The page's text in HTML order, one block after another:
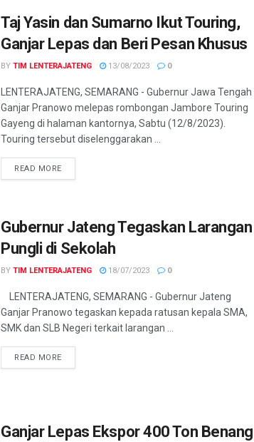
Taj Yasin dan Sumarno Ikut Touring,
Ganjar Lepas dan Beri Pesan Khusus
BY TIM LENTERAJATENG 13/08/2023 0
LENTERAJATENG, SEMARANG - Gubernur Jawa Tengah
Ganjar Pranowo melepas rombongan Jambore Touring
Gayeng di halaman kantornya, Sabtu (12/8/2023).
Touring tersebut diselenggarakan ...
READ MOREDETAILS
Gubernur Jateng Tegaskan Larangan
Pungli di Sekolah
BY TIM LENTERAJATENG 18/07/2023 0
LENTERAJATENG, SEMARANG - Gubernur Jateng
Ganjar Pranowo tegaskan kepada ratusan kepala SMA,
SMK dan SLB Negeri terkait larangan ...
READ MOREDETAILS
Ganjar Lepas Ekspor 400 Ton Benang